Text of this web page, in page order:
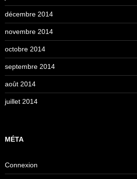
décembre 2014
novembre 2014
octobre 2014
septembre 2014
août 2014
juillet 2014
MÉTA
Connexion